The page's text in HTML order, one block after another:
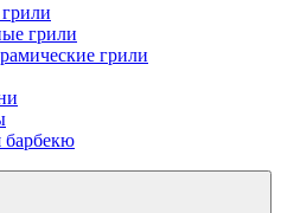
грили
грили
барбекю